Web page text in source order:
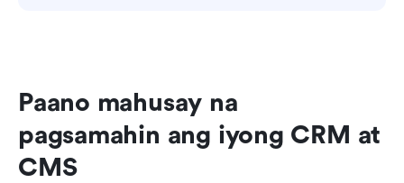
Paano mahusay na
pagsamahin ang iyong CRM at
CMS